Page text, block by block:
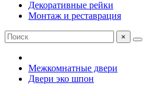
Декоративные рейки
Монтаж и реставрация
×
Межкомнатные двери
Двери эко шпон